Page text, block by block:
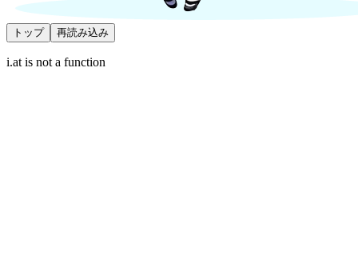
トップ 再読み込み
i.at is not a function